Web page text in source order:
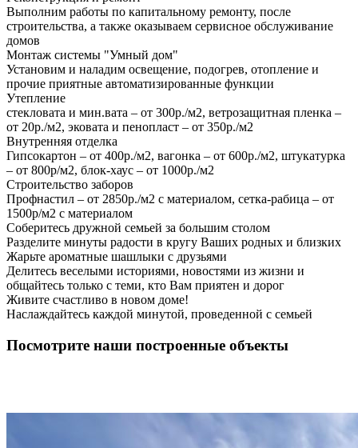
Выполним работы по капитальному ремонту, после
строительства, а также оказываем сервисное обслуживание
домов
Монтаж системы "Умный дом"
Установим и наладим освещение, подогрев, отопление и
прочие приятные автоматизированные функции
Утепление
стекловата и мин.вата – от 300р./м2, ветрозащитная пленка –
от 20р./м2, эковата и пенопласт – от 350р./м2
Внутренняя отделка
Гипсокартон – от 400р./м2, вагонка – от 600р./м2, штукатурка
– от 800р/м2, блок-хаус – от 1000р./м2
Строительство заборов
Профнастил – от 2850р./м2 с материалом, сетка-рабица – от
1500р/м2 с материалом
Соберитесь дружной семьей за большим столом
Разделите минуты радости в кругу Ваших родных и близких
Жарьте ароматные шашлыки с друзьями
Делитесь веселыми историями, новостями из жизни и
общайтесь только с теми, кто Вам приятен и дорог
Живите счастливо в новом доме!
Наслаждайтесь каждой минутой, проведенной с семьей
Посмотрите наши построенные объекты